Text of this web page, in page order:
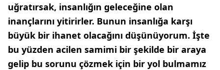
uğratırsak, insanlığın geleceğine olan
inançlarını yitirirler. Bunun insanlığa karşı
büyük bir ihanet olacağını düşünüyorum. İşte
bu yüzden acilen samimi bir şekilde bir araya
gelip bu sorunu çözmek için bir yol bulmamız